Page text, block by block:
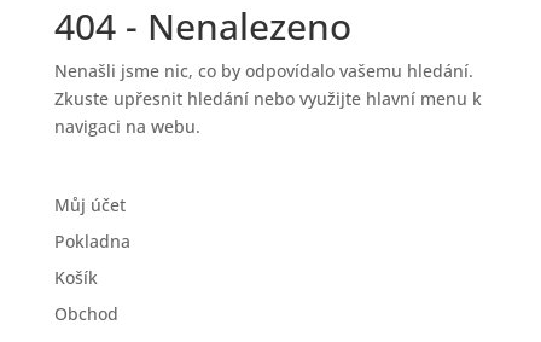
404 - Nenalezeno
Nenašli jsme nic, co by odpovídalo vašemu hledání.
Zkuste upřesnit hledání nebo využijte hlavní menu k
navigaci na webu.
Můj účet
Pokladna
Košík
Obchod